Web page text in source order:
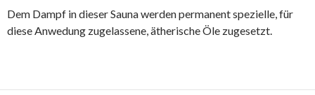
Dem Dampf in dieser Sauna werden permanent spezielle, für
diese Anwedung zugelassene, ätherische Öle zugesetzt.